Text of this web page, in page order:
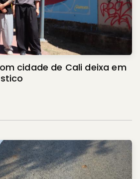
de Cali deixa em